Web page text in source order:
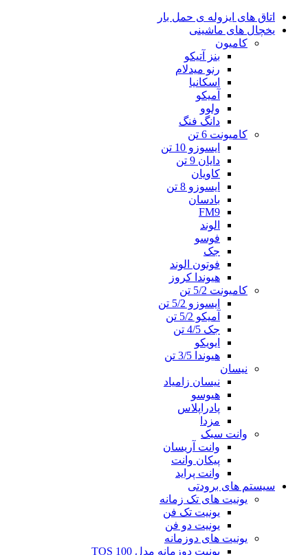
اتاق های ایزوله ی حمل بار
یخچال های ماشینی
کامیون
بنز آتیکو
رنو میدلام
اسکانیا
آمیکو
ولوو
دانگ فنگ
کامیونت 6 تن
ایسوزو 10 تن
دایان 9 تن
کاویان
ایسوزو 8 تن
بادسان
FM9
الوند
فوسو
جک
فوتون الوند
هیوندا کروز
کامیونت 5/2 تن
ایسوزو 5/2 تن
آمیکو 5/2 تن
جک 4/5 تن
ایویکو
هیوندا 3/5 تن
نیسان
نیسان زامیاد
هیوسو
پادراپلاس
مزدا
وانت سبک
وانت آریسان
پیکان وانت
وانت پراید
سیستم های برودتی
یونیت های تک زمانه
یونیت تک فن
یونیت دو فن
یونیت های دوزمانه
یونیت دوزمانه مدل TOS 100